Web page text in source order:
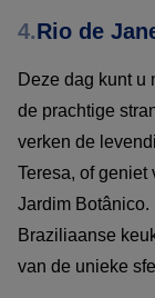
4.Rio de
Deze dag kunt u
de prachtige
verken de
Teresa, of
Jardim Botânico.
Braziliaanse
van de unieke